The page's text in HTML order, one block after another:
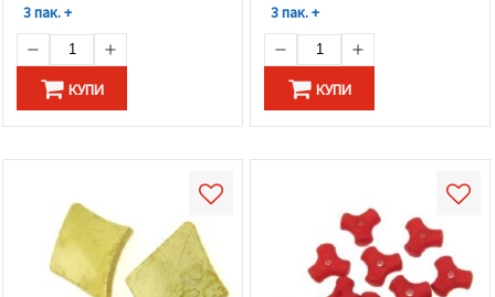
3 пак. +
КУПИ
3 пак. +
КУПИ